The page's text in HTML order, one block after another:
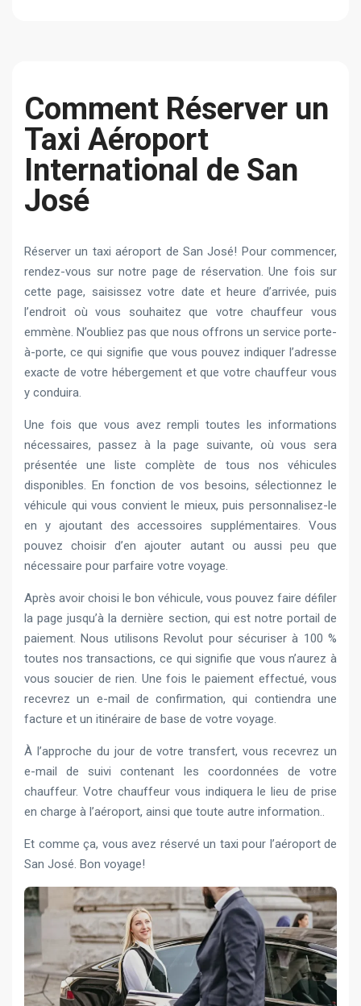
Comment Réserver un
Taxi Aéroport
International de San
José
Réserver un taxi aéroport de San José! Pour commencer,
rendez-vous sur notre page de réservation. Une fois sur
cette page, saisissez votre date et heure d’arrivée, puis
l’endroit où vous souhaitez que votre chauffeur vous
emmène. N’oubliez pas que nous offrons un service porte-
à-porte, ce qui signifie que vous pouvez indiquer l’adresse
exacte de votre hébergement et que votre chauffeur vous
y conduira.
Une fois que vous avez rempli toutes les informations
nécessaires, passez à la page suivante, où vous sera
présentée une liste complète de tous nos véhicules
disponibles. En fonction de vos besoins, sélectionnez le
véhicule qui vous convient le mieux, puis personnalisez-le
en y ajoutant des accessoires supplémentaires. Vous
pouvez choisir d’en ajouter autant ou aussi peu que
nécessaire pour parfaire votre voyage.
Après avoir choisi le bon véhicule, vous pouvez faire défiler
la page jusqu’à la dernière section, qui est notre portail de
paiement. Nous utilisons Revolut pour sécuriser à 100 %
toutes nos transactions, ce qui signifie que vous n’aurez à
vous soucier de rien. Une fois le paiement effectué, vous
recevrez un e-mail de confirmation, qui contiendra une
facture et un itinéraire de base de votre voyage.
À l’approche du jour de votre transfert, vous recevrez un
e-mail de suivi contenant les coordonnées de votre
chauffeur. Votre chauffeur vous indiquera le lieu de prise
en charge à l’aéroport, ainsi que toute autre information..
Et comme ça, vous avez réservé un taxi pour l’aéroport de
San José. Bon voyage!